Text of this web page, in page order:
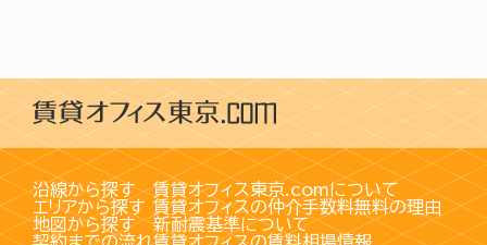
沿線から探す
エリアから探す
地図から探す
賃貸オフィス東京.comについて
賃貸オフィスの仲介手数料無料の理由
新耐震基準について